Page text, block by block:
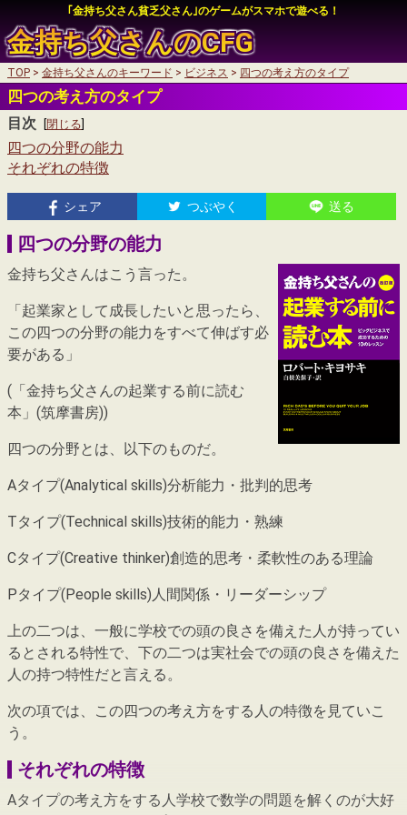
｢金持ち父さん貧乏父さん｣のゲームがスマホで遊べる！
金持ち父さんのCFG
TOP 金持ち父さんのキーワード ビジネス 四つの考え方のタイプ
四つの考え方のタイプ
目次 閉じる
四つの分野の能力
それぞれの特徴
シェア つぶやく 送る
四つの分野の能力
金持ち父さんはこう言った。
「起業家として成長したいと思ったら、
この四つの分野の能力をすべて伸ばす必
要がある」
(「金持ち父さんの起業する前に読む
本」(筑摩書房))
四つの分野とは、以下のものだ。
Aタイプ(Analytical skills)分析能力・批判的思考
Tタイプ(Technical skills)技術的能力・熟練
Cタイプ(Creative thinker)創造的思考・柔軟性のある理論
Pタイプ(People skills)人間関係・リーダーシップ
上の二つは、一般に学校での頭の良さを備えた人が持ってい
るとされる特性で、下の二つは実社会での頭の良さを備えた
人の持つ特性だと言える。
次の項では、この四つの考え方をする人の特徴を見ていこ
う。
それぞれの特徴
Aタイプの考え方をする人学校で数学の問題を解くのが大好
auかんたん決済